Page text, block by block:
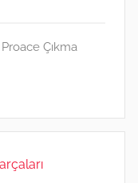
n
Çıkma